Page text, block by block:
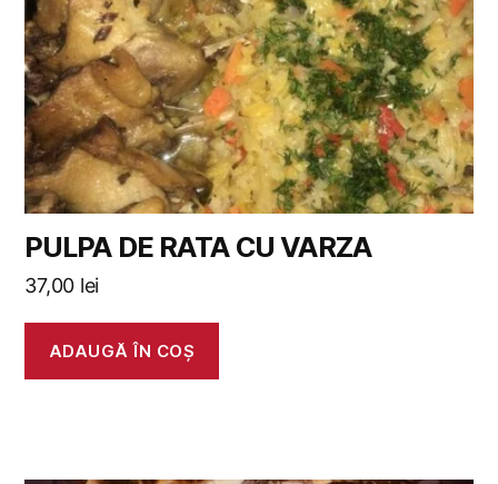
PULPA DE RATA CU VARZA
37,00 lei
ADAUGĂ ÎN COȘ